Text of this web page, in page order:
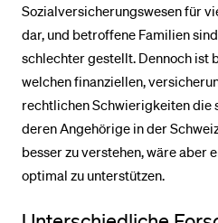
Sozialversicherungswesen für
dar, und betroffene Familien
schlechter gestellt. Dennoch ist
welchen finanziellen,
rechtlichen Schwierigkeiten die
deren Angehörige in der
besser zu verstehen, wäre aber
optimal zu unterstützen.